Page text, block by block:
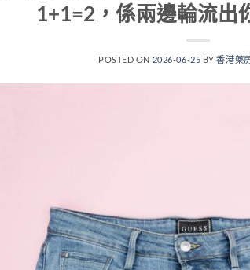
1+1=2，係兩邊輪流出
POSTED ON 2026-06-25 BY香港藥